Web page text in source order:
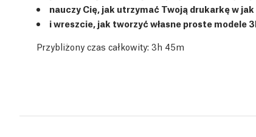
nauczy Cię, jak utrzymać Twoją drukarkę w
i wreszcie, jak tworzyć własne proste modele
Przybliżony czas całkowity: 3h 45m